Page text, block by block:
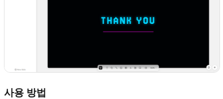
사용 방법